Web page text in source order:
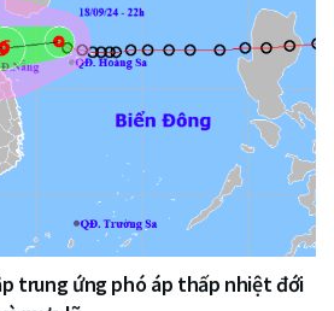
trung ứng phó áp thấp nhiệt đới